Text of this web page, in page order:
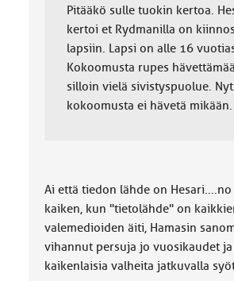
Pitääkö sulle tuokin kertoa.
kertoi et Rydmanilla on
lapsiin. Lapsi on alle 16
Kokoomusta rupes
silloin vielä sivistyspuolue. Nyt
kokoomusta ei hävetä mikään.
Ai että tiedon lähde on
kaiken, kun "tietolähde" on
valemedioiden äiti, Hamasin
vihannut persuja jo vuosikaudet
kaikenlaisia valheita jatkuvalla